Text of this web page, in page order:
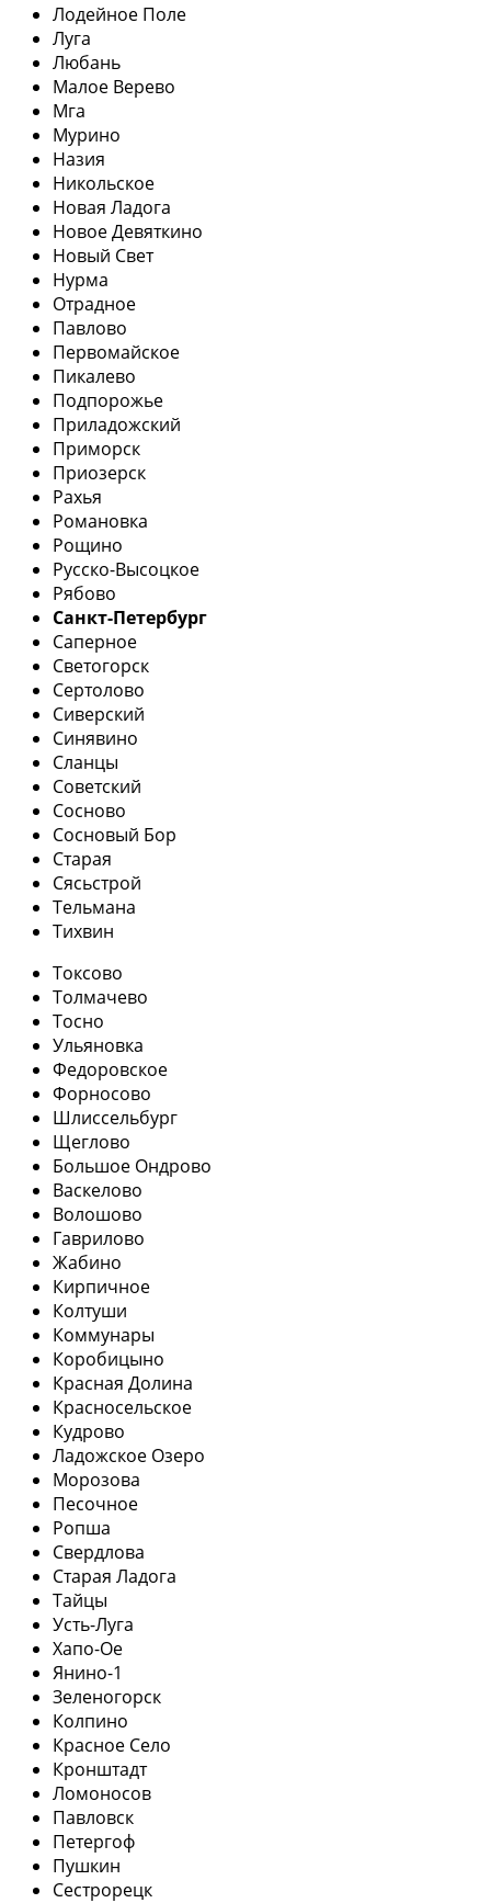
Лодейное Поле
Луга
Любань
Малое Верево
Мга
Мурино
Назия
Никольское
Новая Ладога
Новое Девяткино
Новый Свет
Нурма
Отрадное
Павлово
Первомайское
Пикалево
Подпорожье
Приладожский
Приморск
Приозерск
Рахья
Романовка
Рощино
Русско-Высоцкое
Рябово
Санкт-Петербург
Саперное
Светогорск
Сертолово
Сиверский
Синявино
Сланцы
Советский
Сосново
Сосновый Бор
Старая
Сясьстрой
Тельмана
Тихвин
Токсово
Толмачево
Тосно
Ульяновка
Федоровское
Форносово
Шлиссельбург
Щеглово
Большое Ондрово
Васкелово
Волошово
Гаврилово
Жабино
Кирпичное
Колтуши
Коммунары
Коробицыно
Красная Долина
Красносельское
Кудрово
Ладожское Озеро
Морозова
Песочное
Ропша
Свердлова
Старая Ладога
Тайцы
Усть-Луга
Хапо-Ое
Янино-1
Зеленогорск
Колпино
Красное Село
Кронштадт
Ломоносов
Павловск
Петергоф
Пушкин
Сестрорецк